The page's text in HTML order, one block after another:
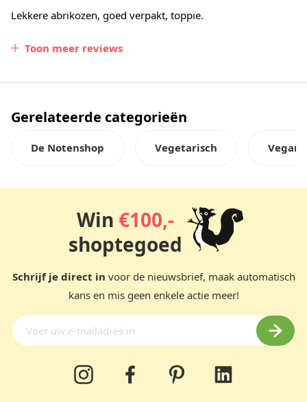
Lekkere abrikozen, goed verpakt, toppie.
Toon meer reviews
Gerelateerde categorieën
De Notenshop Vegetarisch
Win €100,-
shoptegoed
Schrijf je direct in voor de nieuwsbrief, maak automatisch
kans en mis geen enkele actie meer!